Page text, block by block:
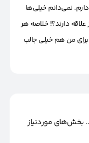
نمی‌دانم خیلی‌ها
دارند؟! خلاصه هر
من هم خیلی جالب
بخش‌های موردنیاز